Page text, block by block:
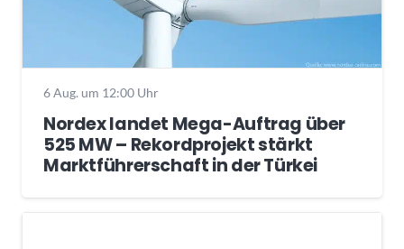
6 Aug. um 12:00 Uhr
Nordex landet Mega-Auftrag über
525 MW – Rekordprojekt stärkt
Marktführerschaft in der Türkei